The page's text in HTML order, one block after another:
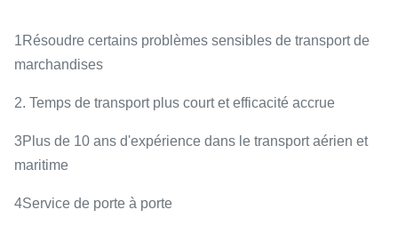
1Résoudre certains problèmes sensibles de transport de
marchandises
2. Temps de transport plus court et efficacité accrue
3Plus de 10 ans d'expérience dans le transport aérien et
maritime
4Service de porte à porte